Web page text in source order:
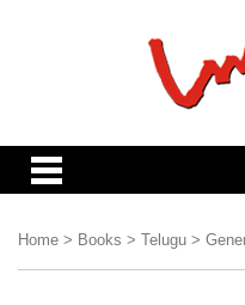
Home > Books > Telugu >